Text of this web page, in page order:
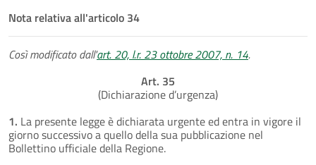
Nota relativa all'articolo 34
Così modificato dall'art. 20, l.r. 23 ottobre 2007, n. 14.
Art. 35
(Dichiarazione d’urgenza)
1. La presente legge è dichiarata urgente ed entra in vigore il
giorno successivo a quello della sua pubblicazione nel
Bollettino ufficiale della Regione.